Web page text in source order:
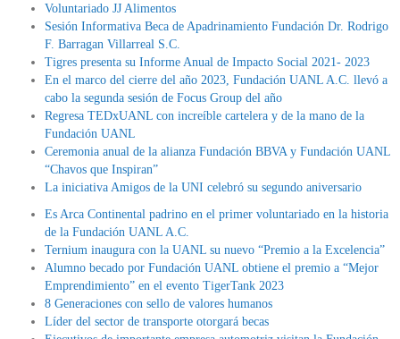
Voluntariado JJ Alimentos
Sesión Informativa Beca de Apadrinamiento Fundación Dr. Rodrigo
F. Barragan Villarreal S.C.
Tigres presenta su Informe Anual de Impacto Social 2021- 2023
En el marco del cierre del año 2023, Fundación UANL A.C. llevó a
cabo la segunda sesión de Focus Group del año
Regresa TEDxUANL con increíble cartelera y de la mano de la
Fundación UANL
Ceremonia anual de la alianza Fundación BBVA y Fundación UANL
“Chavos que Inspiran”
La iniciativa Amigos de la UNI celebró su segundo aniversario
Es Arca Continental padrino en el primer voluntariado en la historia
de la Fundación UANL A.C.
Ternium inaugura con la UANL su nuevo “Premio a la Excelencia”
Alumno becado por Fundación UANL obtiene el premio a “Mejor
Emprendimiento” en el evento TigerTank 2023
8 Generaciones con sello de valores humanos
Líder del sector de transporte otorgará becas